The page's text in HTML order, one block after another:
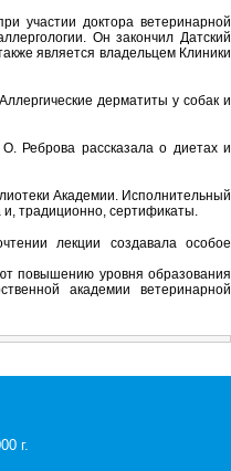
участии доктора ветеринарной
Он закончил Датский
является владельцем Клиники
дерматиты у собак и
Реброва рассказала о диетах и
Академии. Исполнительный
традиционно, сертификаты.
лекции создавала особое
повышению уровня образования
академии ветеринарной
г.